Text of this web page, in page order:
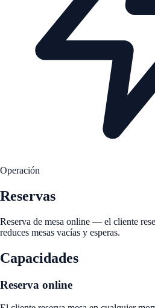
Operación
Reservas
Reserva de mesa online — el cliente
reduces mesas vacías y esperas.
Capacidades
Reserva online